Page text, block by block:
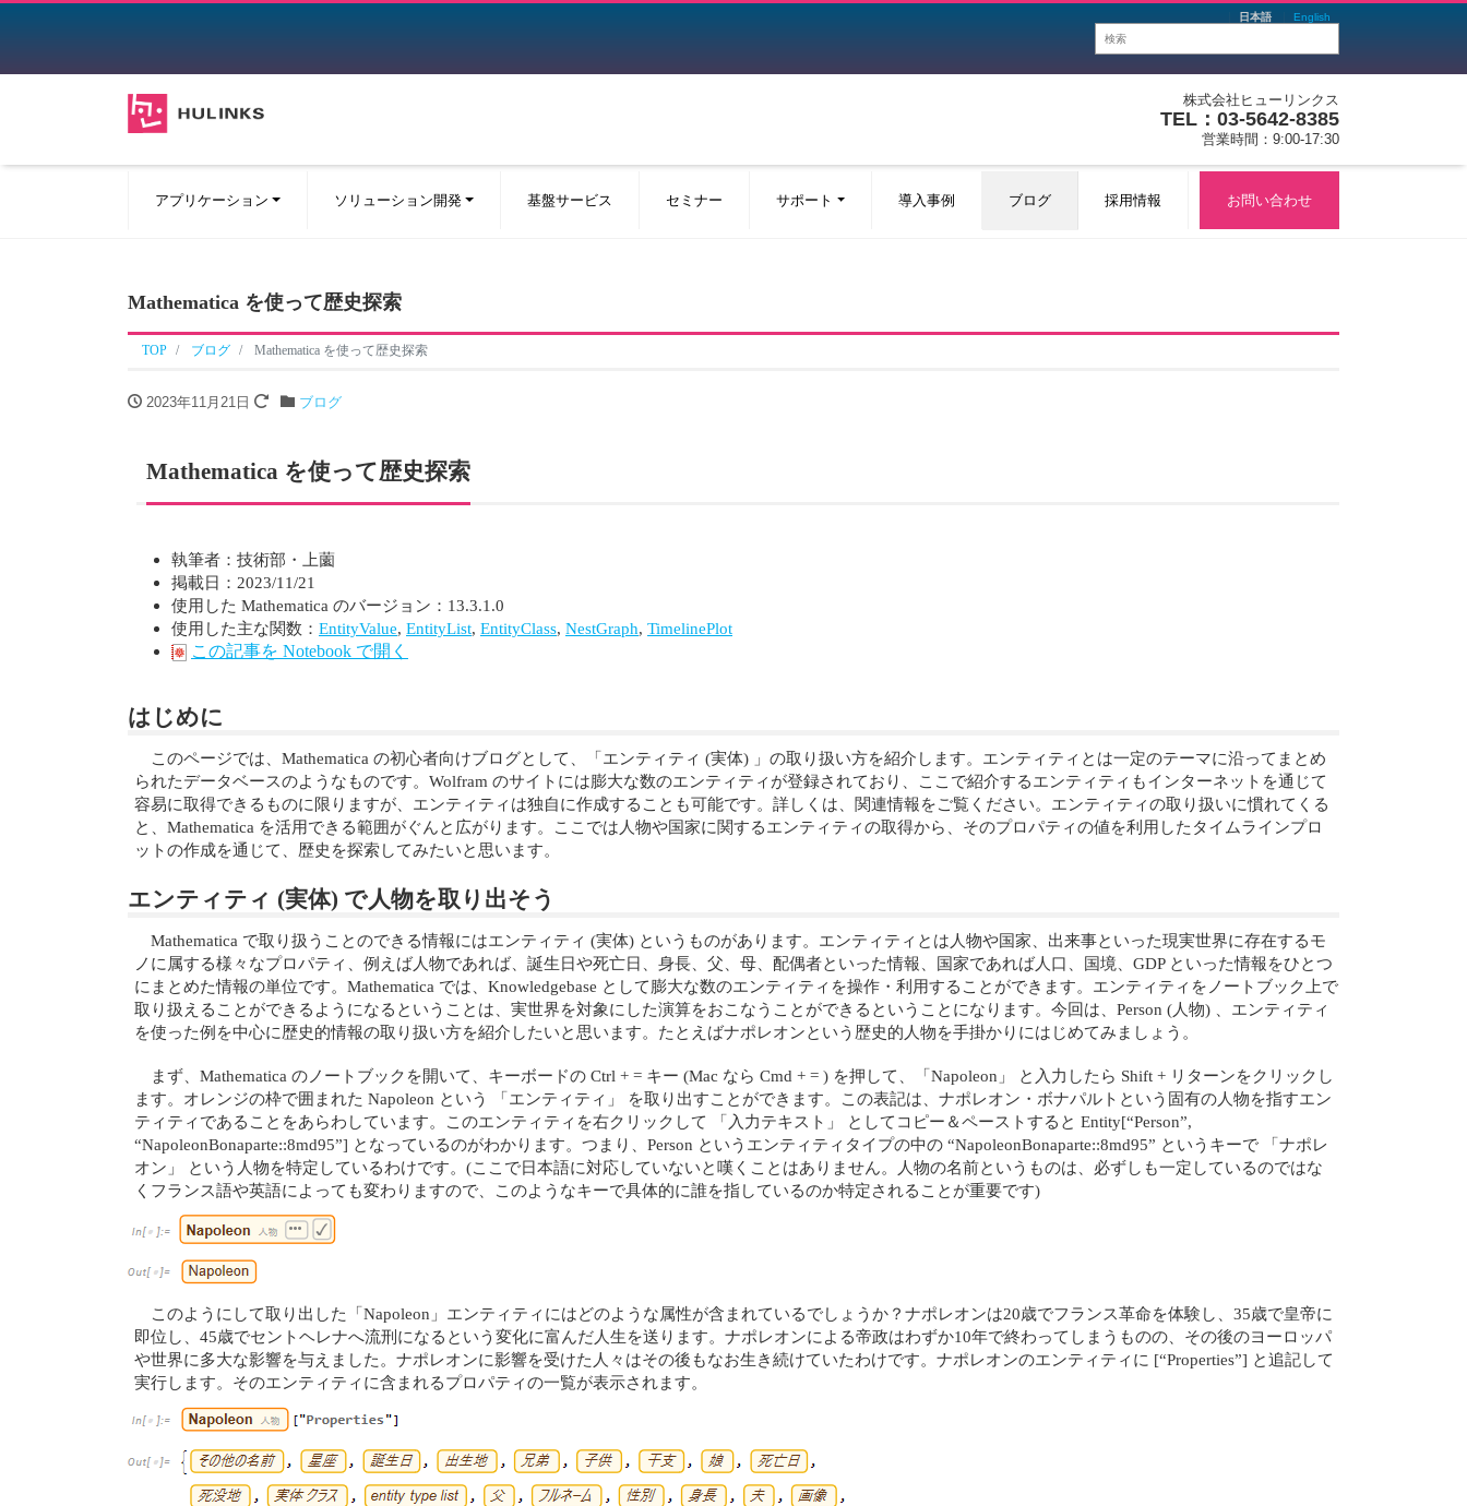
日本語 English
株式会社ヒューリンクス
TEL：03-5642-8385
営業時間：9:00-17:30
アプリケーション ソリューション開発 基盤サービス セミナー サポート 導入事例 ブログ 採用情報 お問い合わせ
Mathematica を使って歴史探索
TOP ブログ Mathematica を使って歴史探索
2023年11月21日 ブログ
Mathematica を使って歴史探索
執筆者：技術部・上薗
掲載日：2023/11/21
使用した Mathematica のバージョン：13.3.1.0
使用した主な関数： EntityValue, EntityList, EntityClass, NestGraph, TimelinePlot
この記事を Notebook で開く
はじめに
このページでは、Mathematica の初心者向けブログとして、「エンティティ (実体) 」の取り扱い方を紹介します。エンティティとは一定のテーマに沿ってまとめ
られたデータベースのようなものです。Wolfram のサイトには膨大な数のエンティティが登録されており、ここで紹介するエンティティもインターネットを通じて
容易に取得できるものに限りますが、エンティティは独自に作成することも可能です。詳しくは、関連情報をご覧ください。エンティティの取り扱いに慣れてくる
と、Mathematica を活用できる範囲がぐんと広がります。ここでは人物や国家に関するエンティティの取得から、そのプロパティの値を利用したタイムラインプロ
ットの作成を通じて、歴史を探索してみたいと思います。
エンティティ (実体) で人物を取り出そう
Mathematica で取り扱うことのできる情報にはエンティティ (実体) というものがあります。エンティティとは人物や国家、出来事といった現実世界に存在するモ
ノに属する様々なプロパティ、例えば人物であれば、誕生日や死亡日、身長、父、母、配偶者といった情報、国家であれば人口、国境、GDP といった情報をひとつ
にまとめた情報の単位です。Mathematica では、Knowledgebase として膨大な数のエンティティを操作・利用することができます。エンティティをノートブック上で
取り扱えることができるようになるということは、実世界を対象にした演算をおこなうことができるということになります。今回は、Person (人物) 、エンティティ
を使った例を中心に歴史的情報の取り扱い方を紹介したいと思います。たとえばナポレオンという歴史的人物を手掛かりにはじめてみましょう。
まず、Mathematica のノートブックを開いて、キーボードの Ctrl + = キー (Mac なら Cmd + = ) を押して、「Napoleon」 と入力したら Shift + リターンをクリックし
ます。オレンジの枠で囲まれた Napoleon という 「エンティティ」 を取り出すことができます。この表記は、ナポレオン・ボナパルトという固有の人物を指すエン
ティティであることをあらわしています。このエンティティを右クリックして 「入力テキスト」 としてコピー＆ペーストすると Entity[“Person”,
“NapoleonBonaparte::8md95”] となっているのがわかります。つまり、Person というエンティティタイプの中の “NapoleonBonaparte::8md95” というキーで 「ナポレ
オン」 という人物を特定しているわけです。(ここで日本語に対応していないと嘆くことはありません。人物の名前というものは、必ずしも一定しているのではな
くフランス語や英語によっても変わりますので、このようなキーで具体的に誰を指しているのか特定されることが重要です)
このようにして取り出した「Napoleon」エンティティにはどのような属性が含まれているでしょうか？ナポレオンは20歳でフランス革命を体験し、35歳で皇帝に
即位し、45歳でセントヘレナへ流刑になるという変化に富んだ人生を送ります。ナポレオンによる帝政はわずか10年で終わってしまうものの、その後のヨーロッパ
や世界に多大な影響を与えました。ナポレオンに影響を受けた人々はその後もなお生き続けていたわけです。ナポレオンのエンティティに [“Properties”] と追記して
実行します。そのエンティティに含まれるプロパティの一覧が表示されます。